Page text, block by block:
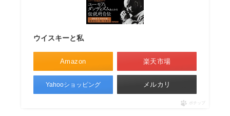
ウイスキーと私
Amazon 楽天市場
Yahooショッピング メルカリ
ポチップ